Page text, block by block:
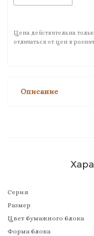
Цена действительна
отличаться от цен в
Описание
Серия
Размер
Цвет бумажного блока
Форма блока